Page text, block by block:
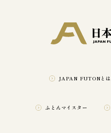
JAPAN FUTONとは
ふとんマイスター